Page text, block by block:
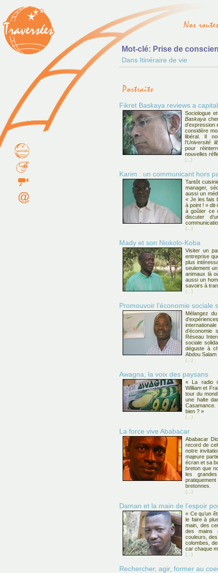
Mot-clé: Prise de
Dans Itinéraire de vie
Fikret Baskaya reviews a
Sociologue
Baskaya
d’expression
considère
libéral. Il
l’Université
pour
nouvelles
(...)
Karim : un communicant hors
Tantôt
manager,
aussi un
« Je les fais
à point ! »
à goûter ce
discuter
(...)
Mady et son Niokolo-Koba
Visiter un
entreprise
plus
seulement
animaux là
aussi un
savoirs à
(...)
Promouvoir l’économie sociale
Mélangez
d’économie
Réseau
sociale
déguste à
Abdou Salam
(...)
Awagna, la voix des paysans
« La radio
William et
tour du
une halte
bien ? »
(...)
La force vive Ababacar
Ababacar
record de
notre
majeure
écran et sa
breton que
les
bretonnes.
(...)
Daman et la main de l’espoir
« Ce qu’un
le faire à
main, des
des mains
couleurs,
colombes,
car chaque
(...)
Rechercher, agir, former au